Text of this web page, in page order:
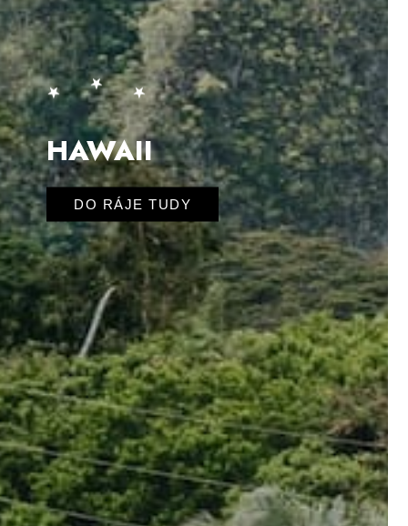
TAJUPLNÁ
SRI LANKA
UBYTOVÁNÍ